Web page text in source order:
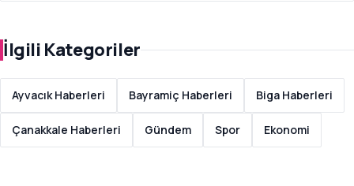
İlgili Kategoriler
Ayvacık Haberleri Bayramiç Haberleri Biga Haberleri
Çanakkale Haberleri Gündem Spor Ekonomi